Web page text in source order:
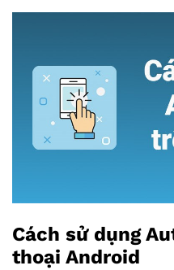
Cách sử dụng
thoại Android